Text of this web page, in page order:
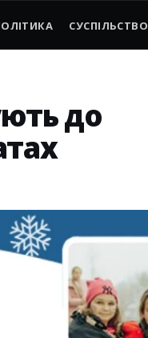
СУСПІЛЬСТВО
до